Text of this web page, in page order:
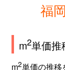
福
m2単価推
m2単価の推移